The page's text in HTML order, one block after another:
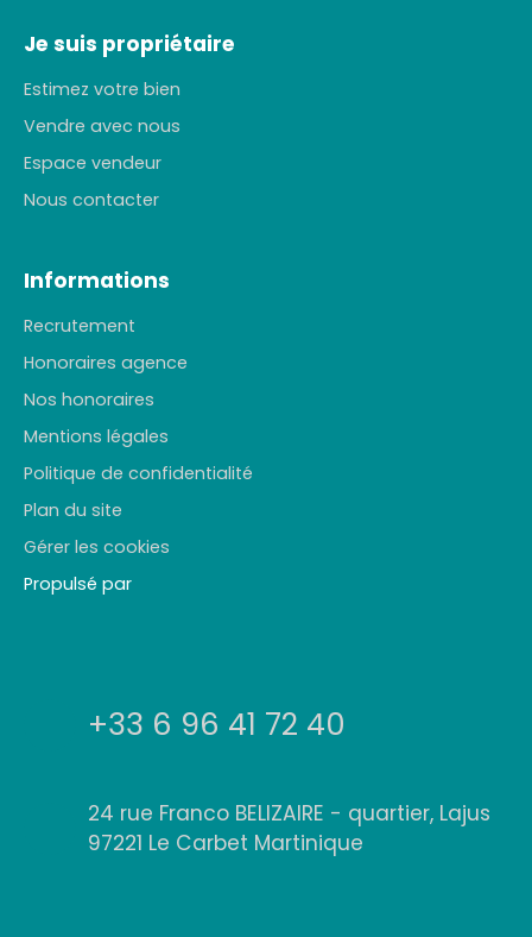
Je suis propriétaire
Estimez votre bien
Vendre avec nous
Espace vendeur
Nous contacter
Informations
Recrutement
Honoraires agence
Nos honoraires
Mentions légales
Politique de confidentialité
Plan du site
Gérer les cookies
Propulsé par
+33 6 96 41 72 40
24 rue Franco BELIZAIRE - quartier, Lajus
97221 Le Carbet Martinique